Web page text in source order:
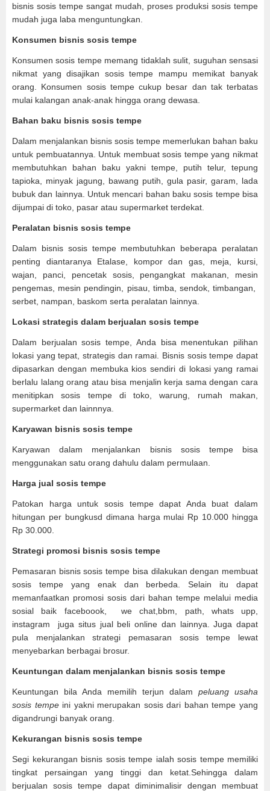
bisnis sosis tempe sangat mudah, proses produksi sosis tempe
mudah juga laba menguntungkan.
Konsumen bisnis sosis tempe
Konsumen sosis tempe memang tidaklah sulit, suguhan sensasi
nikmat yang disajikan sosis tempe mampu memikat banyak
orang. Konsumen sosis tempe cukup besar dan tak terbatas
mulai kalangan anak-anak hingga orang dewasa.
Bahan baku bisnis sosis tempe
Dalam menjalankan bisnis sosis tempe memerlukan bahan baku
untuk pembuatannya. Untuk membuat sosis tempe yang nikmat
membutuhkan bahan baku yakni tempe, putih telur, tepung
tapioka, minyak jagung, bawang putih, gula pasir, garam, lada
bubuk dan lainnya. Untuk mencari bahan baku sosis tempe bisa
dijumpai di toko, pasar atau supermarket terdekat.
Peralatan bisnis sosis tempe
Dalam bisnis sosis tempe membutuhkan beberapa peralatan
penting diantaranya Etalase, kompor dan gas, meja, kursi,
wajan, panci, pencetak sosis, pengangkat makanan, mesin
pengemas, mesin pendingin, pisau, timba, sendok, timbangan,
serbet, nampan, baskom serta peralatan lainnya.
Lokasi strategis dalam berjualan sosis tempe
Dalam berjualan sosis tempe, Anda bisa menentukan pilihan
lokasi yang tepat, strategis dan ramai. Bisnis sosis tempe dapat
dipasarkan dengan membuka kios sendiri di lokasi yang ramai
berlalu lalang orang atau bisa menjalin kerja sama dengan cara
menitipkan sosis tempe di toko, warung, rumah makan,
supermarket dan lainnnya.
Karyawan bisnis sosis tempe
Karyawan dalam menjalankan bisnis sosis tempe bisa
menggunakan satu orang dahulu dalam permulaan.
Harga jual sosis tempe
Patokan harga untuk sosis tempe dapat Anda buat dalam
hitungan per bungkusd dimana harga mulai Rp 10.000 hingga
Rp 30.000.
Strategi promosi bisnis sosis tempe
Pemasaran bisnis sosis tempe bisa dilakukan dengan membuat
sosis tempe yang enak dan berbeda. Selain itu dapat
memanfaatkan promosi sosis dari bahan tempe melalui media
sosial baik faceboook, we chat,bbm, path, whats upp,
instagram juga situs jual beli online dan lainnya. Juga dapat
pula menjalankan strategi pemasaran sosis tempe lewat
menyebarkan berbagai brosur.
Keuntungan dalam menjalankan bisnis sosis tempe
Keuntungan bila Anda memilih terjun dalam peluang usaha
sosis tempe ini yakni merupakan sosis dari bahan tempe yang
digandrungi banyak orang.
Kekurangan bisnis sosis tempe
Segi kekurangan bisnis sosis tempe ialah sosis tempe memiliki
tingkat persaingan yang tinggi dan ketat.Sehingga dalam
berjualan sosis tempe dapat diminimalisir dengan membuat